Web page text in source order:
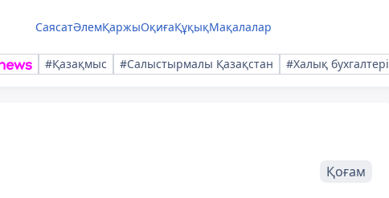
СаясатӘлемҚаржыОқиғаҚұқықМақалалар
#Қазақмыс #Салыстырмалы Қазақстан #Халық бухгалтері
Қоғам